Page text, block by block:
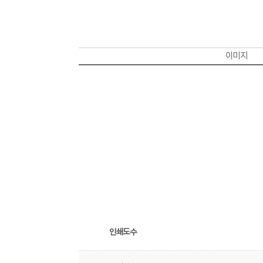
이미지
인쇄도수